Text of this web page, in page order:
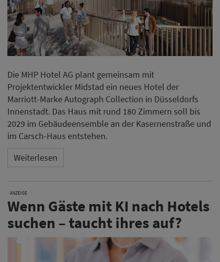
Die MHP Hotel AG plant gemeinsam mit
Projektentwickler Midstad ein neues Hotel der
Marriott-Marke Autograph Collection in Düsseldorfs
Innenstadt. Das Haus mit rund 180 Zimmern soll bis
2029 im Gebäudeensemble an der Kasernenstraße und
im Carsch-Haus entstehen.
Weiterlesen
ANZEIGE
Wenn Gäste mit KI nach Hotels
suchen – taucht ihres auf?